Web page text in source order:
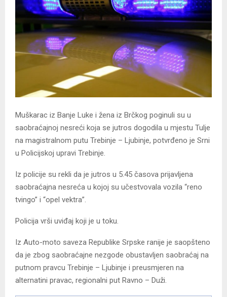
Muškarac iz Banje Luke i žena iz Brčkog poginuli su u
saobraćajnoj nesreći koja se jutros dogodila u mjestu Tulje
na magistralnom putu Trebinje – Ljubinje, potvrđeno je Srni
u Policijskoj upravi Trebinje.
Iz policije su rekli da je jutros u 5.45 časova prijavljena
saobraćajna nesreća u kojoj su učestvovala vozila “reno
tvingo” i “opel vektra”.
Policija vrši uviđaj koji je u toku.
Iz Auto-moto saveza Republike Srpske ranije je saopšteno
da je zbog saobraćajne nezgode obustavljen saobraćaj na
putnom pravcu Trebinje – Ljubinje i preusmjeren na
alternatini pravac, regionalni put Ravno – Duži.